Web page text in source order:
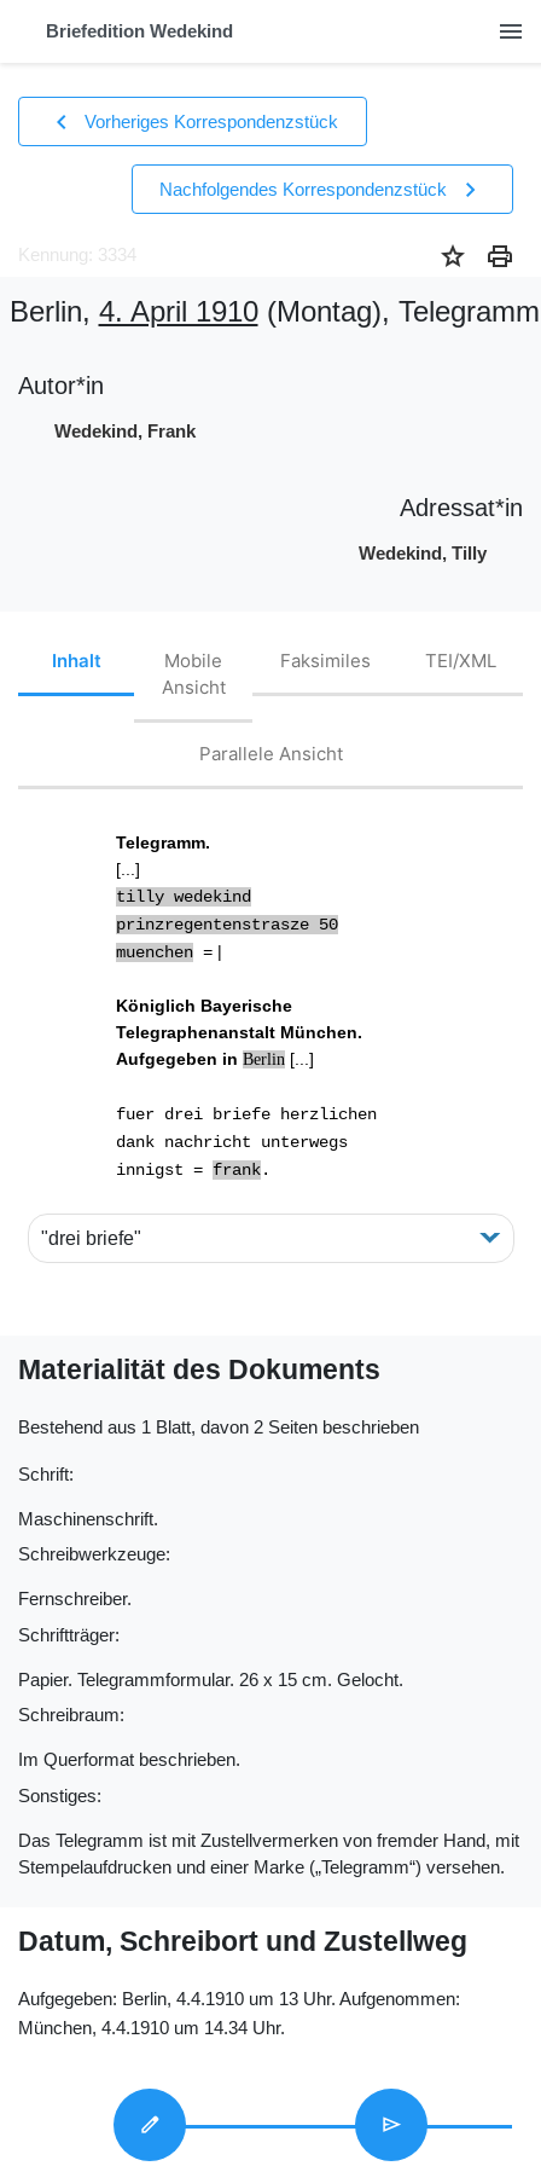
Briefedition Wedekind menu
chevron_left Vorheriges Korrespondenzstück
Nachfolgendes Korrespondenzstück chevron_right
Kennung: 3334 star print
Berlin, 4. April 1910(Montag), Telegramm
Autor*in
Wedekind, Frank
Adressat*in
Wedekind, Tilly
Inhalt
Mobile
Ansicht
Faksimiles TEI/XML
Parallele Ansicht
Telegramm.
[...]
tilly wedekind
prinzregentenstrasze 50
muenchen = |
Königlich Bayerische
Telegraphenanstalt München.
Aufgegeben in Berlin [...]
fuer drei briefe herzlichen
dank nachricht unterwegs
innigst = frank.
"drei briefe"
Materialität des Dokuments
Bestehend aus 1 Blatt, davon 2 Seiten beschrieben
Schrift:
Maschinenschrift.
Schreibwerkzeuge:
Fernschreiber.
Schriftträger:
Papier. Telegrammformular. 26 x 15 cm. Gelocht.
Schreibraum:
Im Querformat beschrieben.
Sonstiges:
Das Telegramm ist mit Zustellvermerken von fremder Hand, mit
Stempelaufdrucken und einer Marke („Telegramm“) versehen.
Datum, Schreibort und Zustellweg
Aufgegeben: Berlin, 4.4.1910 um 13 Uhr. Aufgenommen:
München, 4.4.1910 um 14.34 Uhr.
edit send